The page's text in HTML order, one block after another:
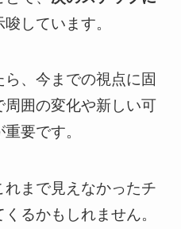
しています。
、今までの視点に固
囲の変化や新しい可
要です。
まで見えなかったチ
るかもしれません。